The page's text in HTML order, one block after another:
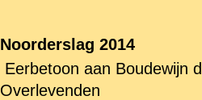
Noorderslag 2014
Eerbetoon aan Boudewijn
Overlevenden